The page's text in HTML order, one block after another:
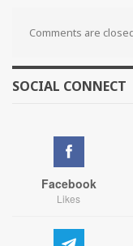
Comments are
SOCIAL CONNECT
Facebook
Likes